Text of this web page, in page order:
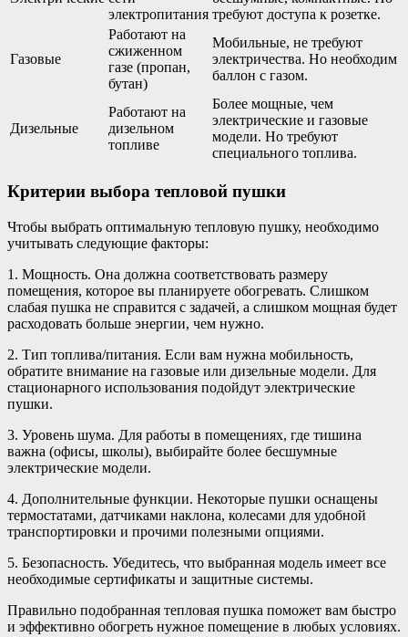
электропитания требуют доступа к розетке.
Газовые
Работают на
сжиженном
газе (пропан,
бутан)
Мобильные, не требуют
электричества. Но необходим
баллон с газом.
Дизельные
Работают на
дизельном
топливе
Более мощные, чем
электрические и газовые
модели. Но требуют
специального топлива.
Критерии выбора тепловой пушки
Чтобы выбрать оптимальную тепловую пушку, необходимо
учитывать следующие факторы:
1. Мощность. Она должна соответствовать размеру
помещения, которое вы планируете обогревать. Слишком
слабая пушка не справится с задачей, а слишком мощная будет
расходовать больше энергии, чем нужно.
2. Тип топлива/питания. Если вам нужна мобильность,
обратите внимание на газовые или дизельные модели. Для
стационарного использования подойдут электрические
пушки.
3. Уровень шума. Для работы в помещениях, где тишина
важна (офисы, школы), выбирайте более бесшумные
электрические модели.
4. Дополнительные функции. Некоторые пушки оснащены
термостатами, датчиками наклона, колесами для удобной
транспортировки и прочими полезными опциями.
5. Безопасность. Убедитесь, что выбранная модель имеет все
необходимые сертификаты и защитные системы.
Правильно подобранная тепловая пушка поможет вам быстро
и эффективно обогреть нужное помещение в любых условиях.